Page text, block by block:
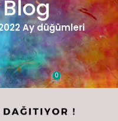
Ay düğümleri
HARITASI
Ekim 2021 0